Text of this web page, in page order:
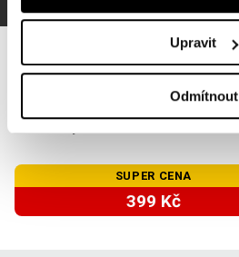
Upravit
Odmítnout
SUPER CENA
399 Kč